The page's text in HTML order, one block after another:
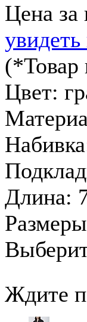
Цена за
(*Товар
Цвет:
Длина:
Ждите